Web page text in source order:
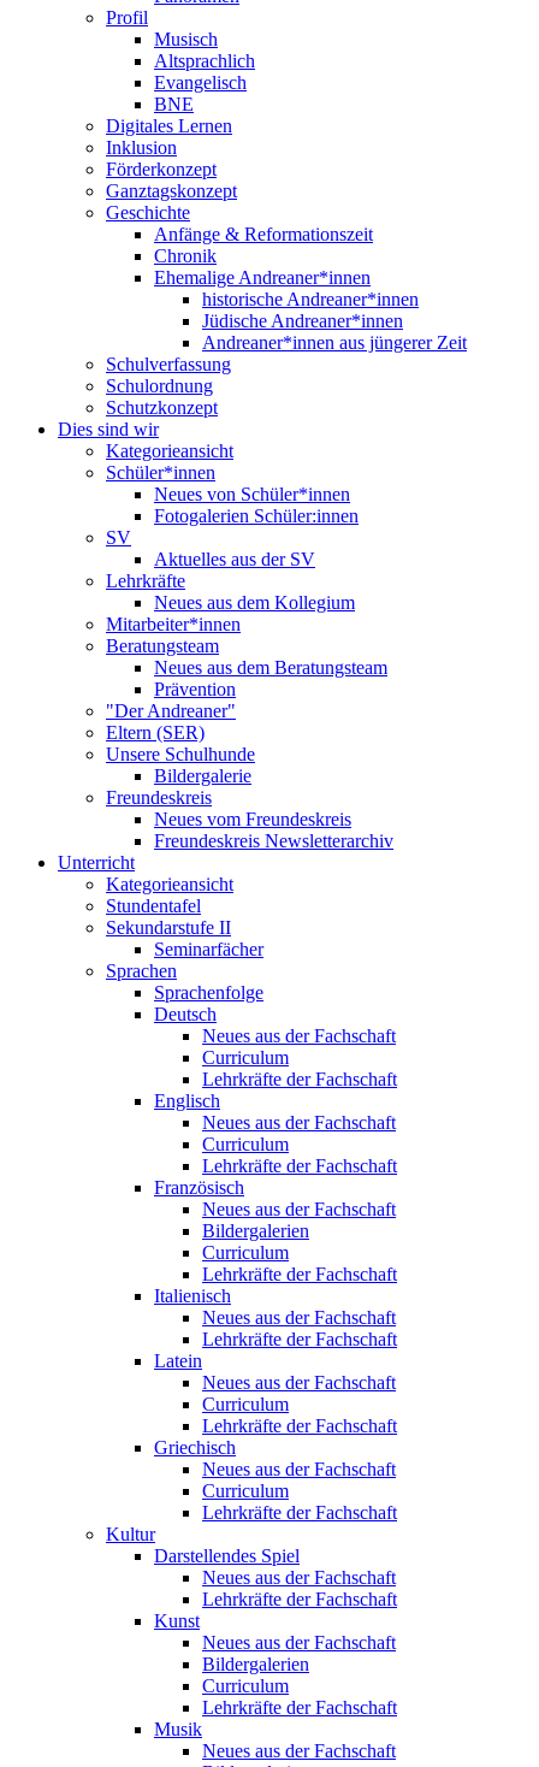
Profil
Musisch
Altsprachlich
Evangelisch
BNE
Digitales Lernen
Inklusion
Förderkonzept
Ganztagskonzept
Geschichte
Anfänge & Reformationszeit
Chronik
Ehemalige Andreaner*innen
historische Andreaner*innen
Jüdische Andreaner*innen
Andreaner*innen aus jüngerer Zeit
Schulverfassung
Schulordnung
Schutzkonzept
Dies sind wir
Kategorieansicht
Schüler*innen
Neues von Schüler*innen
Fotogalerien Schüler:innen
SV
Aktuelles aus der SV
Lehrkräfte
Neues aus dem Kollegium
Mitarbeiter*innen
Beratungsteam
Neues aus dem Beratungsteam
Prävention
"Der Andreaner"
Eltern (SER)
Unsere Schulhunde
Bildergalerie
Freundeskreis
Neues vom Freundeskreis
Freundeskreis Newsletterarchiv
Unterricht
Kategorieansicht
Stundentafel
Sekundarstufe II
Seminarfächer
Sprachen
Sprachenfolge
Deutsch
Neues aus der Fachschaft
Curriculum
Lehrkräfte der Fachschaft
Englisch
Neues aus der Fachschaft
Curriculum
Lehrkräfte der Fachschaft
Französisch
Neues aus der Fachschaft
Bildergalerien
Curriculum
Lehrkräfte der Fachschaft
Italienisch
Neues aus der Fachschaft
Lehrkräfte der Fachschaft
Latein
Neues aus der Fachschaft
Curriculum
Lehrkräfte der Fachschaft
Griechisch
Neues aus der Fachschaft
Curriculum
Lehrkräfte der Fachschaft
Kultur
Darstellendes Spiel
Neues aus der Fachschaft
Lehrkräfte der Fachschaft
Kunst
Neues aus der Fachschaft
Bildergalerien
Curriculum
Lehrkräfte der Fachschaft
Musik
Neues aus der Fachschaft